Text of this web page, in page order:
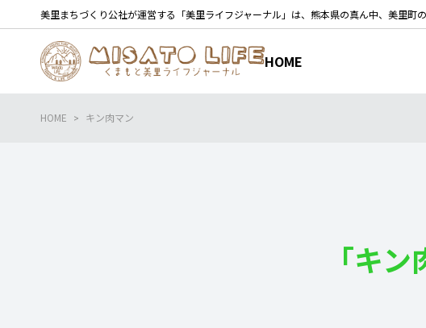
美里まちづくり公社が運営する「美里ライフジャーナル」は、熊本県の真ん中、美里
HOME
HOME キン肉マン
「キン